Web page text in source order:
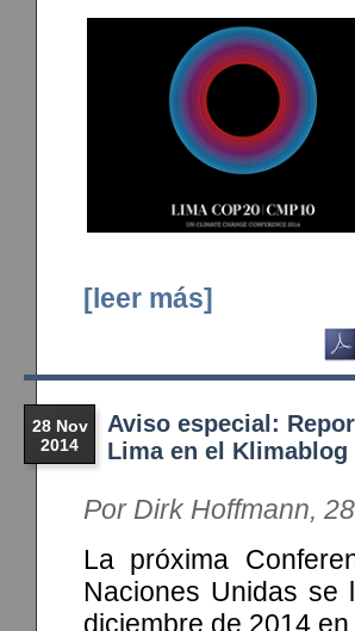
[leer más]
28 Nov
2014
Aviso especial:
Lima en el Klimablog
Por Dirk Hoffmann,
La próxima
Naciones Unidas
diciembre de 2014